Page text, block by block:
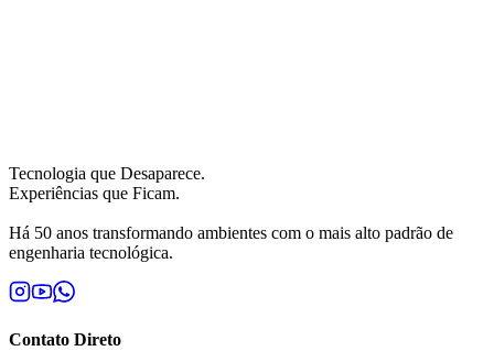
Tecnologia que Desaparece.
Experiências que Ficam.
Há 50 anos transformando ambientes com o mais alto padrão de
engenharia tecnológica.
Contato Direto